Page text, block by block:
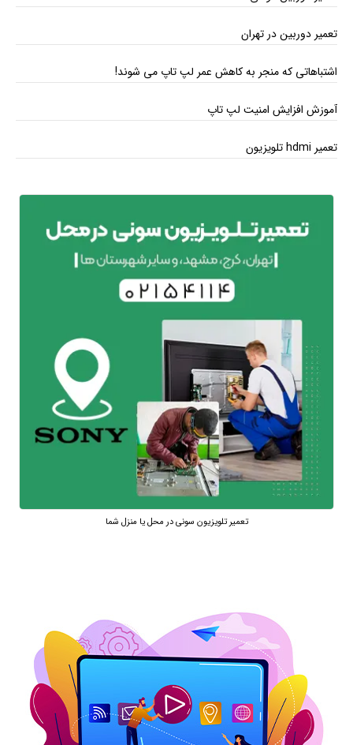
تعمیر دوربین در تهران
اشتباهاتی که منجر به کاهش عمر لپ تاپ می ‌شوند!
آموزش افزایش امنیت لپ تاپ
تعمیر hdmi تلویزیون
تعمیر تلویزیون سونی در محل یا منزل شما